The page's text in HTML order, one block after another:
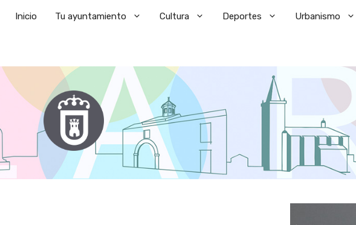
Inicio Tu ayuntamiento Cultura Deportes Urbanismo